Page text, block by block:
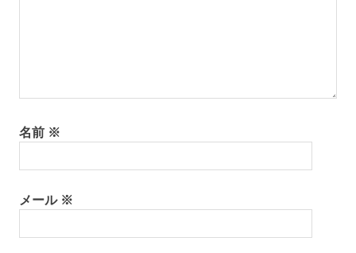
名前 ※
メール ※